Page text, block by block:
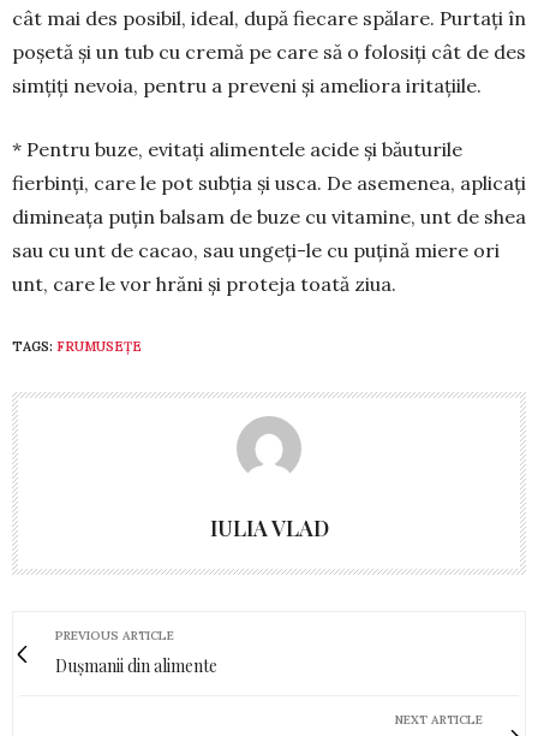
cât mai des posibil, ideal, după fiecare spălare. Purtaţi în
poşetă și un tub cu cremă pe care să o folosiţi cât de des
simţiţi nevoia, pentru a pre­veni și ameliora iritațiile.
* Pentru buze, evitați alimentele acide și băuturile
fierbinți, care le pot subția și usca. De asemenea, aplicați
dimineața puțin balsam de buze cu vitamine, unt de shea
sau cu unt de cacao, sau ungeți-le cu puțină miere ori
unt, care le vor hrăni și proteja toa­tă ziua.
TAGS: FRUMUSEȚE
IULIA VLAD
PREVIOUS ARTICLE
Dușmanii din alimente
NEXT ARTICLE